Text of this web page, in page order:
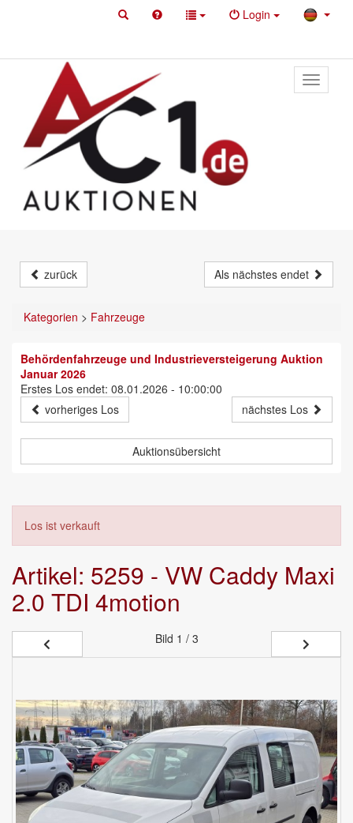
Login
Toggle
primary
zurück Als nächstes endet
Kategorien > Fahrzeuge
Behördenfahrzeuge und Industrieversteigerung Auktion
Januar 2026
Erstes Los endet: 08.01.2026 - 10:00:00
vorheriges Los
nächstes Los
Auktionsübersicht
Los ist verkauft
Artikel: 5259 - VW Caddy Maxi
2.0 TDI 4motion
Bild 1 / 3